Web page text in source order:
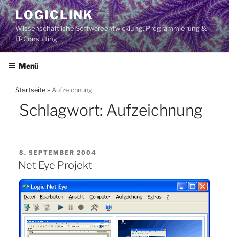
Zum
Inhalt
springen
LOGICLINK
Wissenschaftliche Softwareentwicklung, Programmierung &
IT-Consulting
Menü
Startseite » Aufzeichnung
Schlagwort: Aufzeichnung
VERÖFFENTLICHT
AM
8. SEPTEMBER 2004
Net Eye Projekt